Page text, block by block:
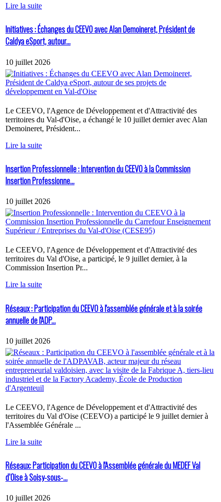
Lire la suite
Initiatives : Échanges du CEEVO avec Alan Demoineret, Président de
Caldya eSport, autour...
10 juillet 2026
Le CEEVO, l'Agence de Développement et d'Attractivité des
territoires du Val-d'Oise, a échangé le 10 juillet dernier avec Alan
Demoineret, Président...
Lire la suite
Insertion Professionnelle : Intervention du CEEVO à la Commission
Insertion Professionne...
10 juillet 2026
Le CEEVO, l'Agence de Développement et d'Attractivité des
territoires du Val d'Oise, a participé, le 9 juillet dernier, à la
Commission Insertion Pr...
Lire la suite
Réseaux : Participation du CEEVO à l'assemblée générale et à la soirée
annuelle de l'ADP...
10 juillet 2026
Le CEEVO, l'Agence de Développement et d'Attractivité des
territoires du Val d'Oise (CEEVO) a participé le 9 juillet dernier à
l'Assemblée Générale ...
Lire la suite
Réseaux: Participation du CEEVO à l'Assemblée générale du MEDEF Val
d’Oise à Soisy-sous-...
10 juillet 2026